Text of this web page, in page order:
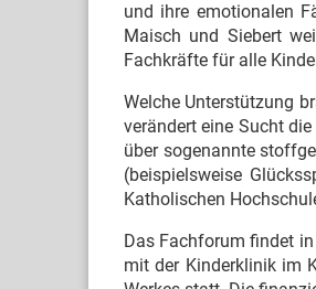
und ihre emotionalen
Maisch und Siebert
Fachkräfte für alle
Welche Unterstützung
verändert eine Sucht
über sogenannte
(beispielsweise
Katholischen
Das Fachforum findet
mit der Kinderklinik im